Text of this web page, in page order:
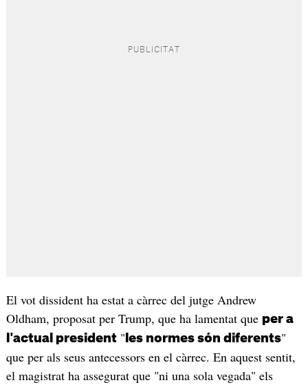
El vot dissident ha estat a càrrec del jutge Andrew
Oldham, proposat per Trump, que ha lamentat que per a
l'actual president" les normes són diferents"
que per als seus antecessors en el càrrec. En aquest sentit,
el magistrat ha assegurat que "ni una sola vegada" els